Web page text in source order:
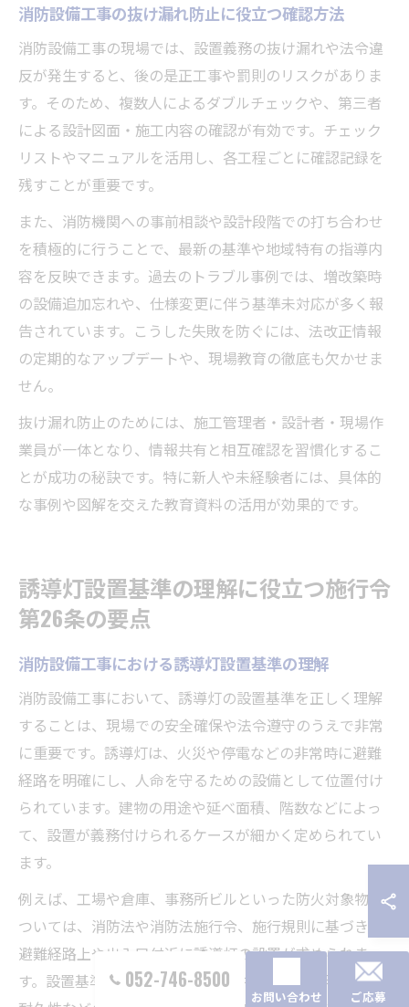
消防設備工事の抜け漏れ防止に役立つ確認方法
消防設備工事の現場では、設置義務の抜け漏れや法令違
反が発生すると、後の是正工事や罰則のリスクがありま
す。そのため、複数人によるダブルチェックや、第三者
による設計図面・施工内容の確認が有効です。チェック
リストやマニュアルを活用し、各工程ごとに確認記録を
残すことが重要です。
また、消防機関への事前相談や設計段階での打ち合わせ
を積極的に行うことで、最新の基準や地域特有の指導内
容を反映できます。過去のトラブル事例では、増改築時
の設備追加忘れや、仕様変更に伴う基準未対応が多く報
告されています。こうした失敗を防ぐには、法改正情報
の定期的なアップデートや、現場教育の徹底も欠かせま
せん。
抜け漏れ防止のためには、施工管理者・設計者・現場作
業員が一体となり、情報共有と相互確認を習慣化するこ
とが成功の秘訣です。特に新人や未経験者には、具体的
な事例や図解を交えた教育資料の活用が効果的です。
誘導灯設置基準の理解に役立つ施行令
第26条の要点
消防設備工事における誘導灯設置基準の理解
消防設備工事において、誘導灯の設置基準を正しく理解
することは、現場での安全確保や法令遵守のうえで非常
に重要です。誘導灯は、火災や停電などの非常時に避難
経路を明確にし、人命を守るための設備として位置付け
られています。建物の用途や延べ面積、階数などによっ
て、設置が義務付けられるケースが細かく定められてい
ます。
例えば、工場や倉庫、事務所ビルといった防火対象物に
ついては、消防法や消防法施行令、施行規則に基づき、
避難経路上や出入口付近に誘導灯の設置が求められま
す。設置基準には、誘導灯の種類や設置場所、明るさ、
052-746-8500
お問い合わせ ご応募